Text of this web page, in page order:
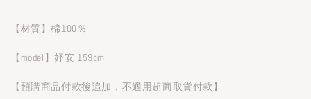
【材質】棉100％
【model】妤安 159cm
【預購商品付款後追加，不適用超商取貨付款】